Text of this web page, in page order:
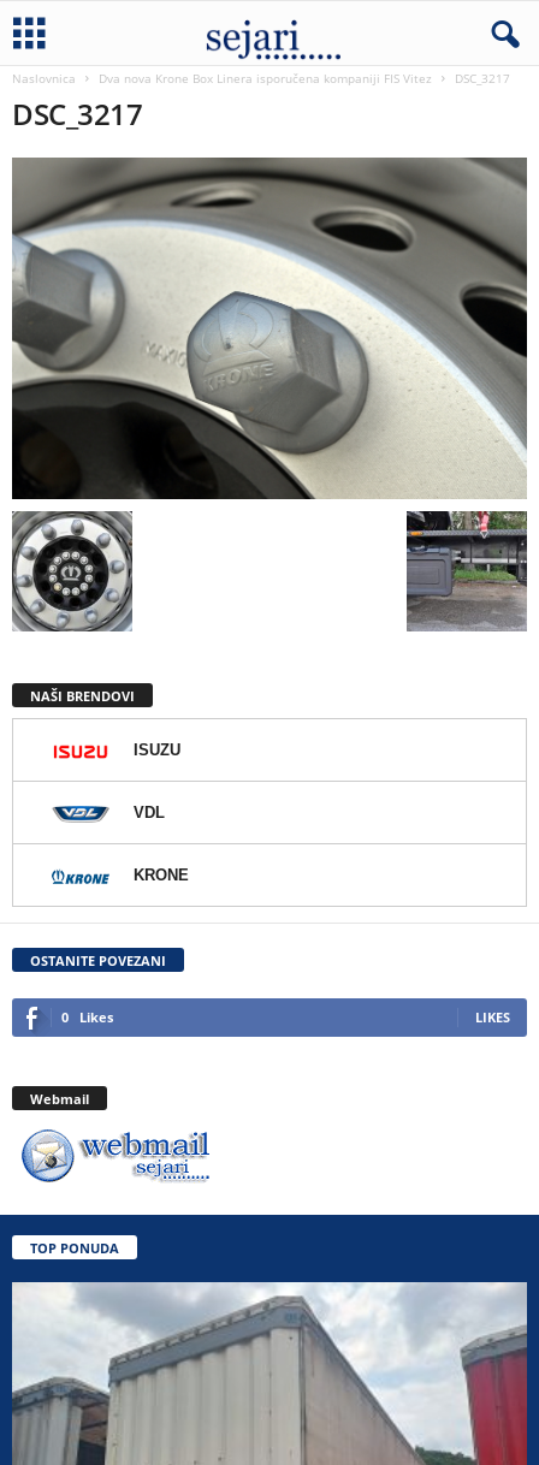
Naslovnica Dva nova Krone Box Linera isporučena kompaniji FIS Vitez DSC_3217
DSC_3217
NAŠI BRENDOVI
ISUZU
VDL
KRONE
OSTANITE POVEZANI
0 Likes LIKES
Webmail
TOP PONUDA